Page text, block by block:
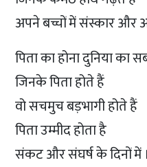
अपने बच्चों में संस्कार और
पिता का होना दुनिया का
जिनके पिता होते हैं
वो सचमुच बड़भागी होते हैं
पिता उम्मीद होता है
संकट और संघर्ष के दिनों में ।